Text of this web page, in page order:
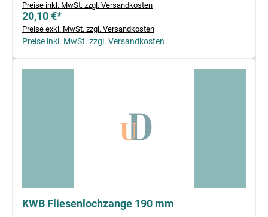
Preise inkl. MwSt. zzgl. Versandkosten
20,10 €*
Preise exkl. MwSt. zzgl. Versandkosten
Preise inkl. MwSt. zzgl. Versandkosten
KWB Fliesenlochzange 190 mm